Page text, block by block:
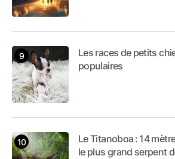
Les races de petits
populaires
Le Titanoboa : 14
le plus grand serpent